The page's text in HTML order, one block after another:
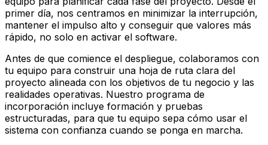
primer día, nos centramos en minimizar la interrupción,
mantener el impulso alto y conseguir que valores más
rápido, no solo en activar el software.
Antes de que comience el despliegue, colaboramos con
tu equipo para construir una hoja de ruta clara del
proyecto alineada con los objetivos de tu negocio y las
realidades operativas. Nuestro programa de
incorporación incluye formación y pruebas
estructuradas, para que tu equipo sepa cómo usar el
sistema con confianza cuando se ponga en marcha.